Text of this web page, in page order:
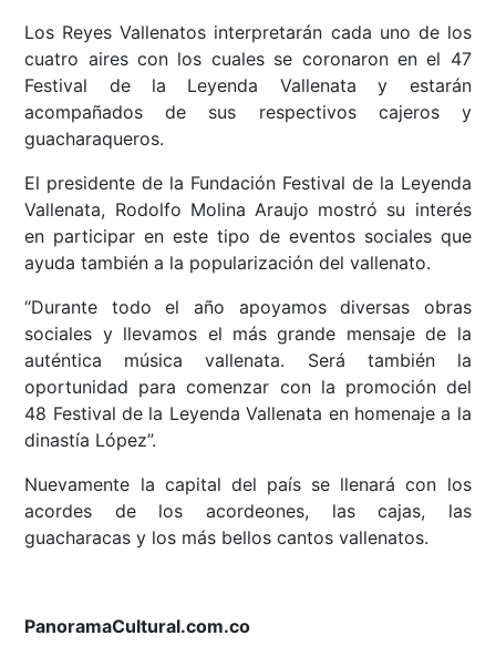
Los Reyes Vallenatos interpretarán cada uno de los
cuatro aires con los cuales se coronaron en el 47
Festival de la Leyenda Vallenata y estarán
acompañados de sus respectivos cajeros y
guacharaqueros.
El presidente de la Fundación Festival de la Leyenda
Vallenata, Rodolfo Molina Araujo mostró su interés
en participar en este tipo de eventos sociales que
ayuda también a la popularización del vallenato.
“Durante todo el año apoyamos diversas obras
sociales y llevamos el más grande mensaje de la
auténtica música vallenata. Será también la
oportunidad para comenzar con la promoción del
48 Festival de la Leyenda Vallenata en homenaje a la
dinastía López”.
Nuevamente la capital del país se llenará con los
acordes de los acordeones, las cajas, las
guacharacas y los más bellos cantos vallenatos.
PanoramaCultural.com.co